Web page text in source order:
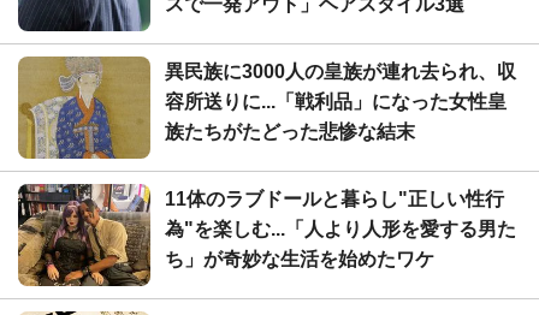
スで一発アウト」ヘアスタイル3選
異民族に3000人の皇族が連れ去られ、収
容所送りに...「戦利品」になった女性皇
族たちがたどった悲惨な結末
11体のラブドールと暮らし"正しい性行
為"を楽しむ...「人より人形を愛する男た
ち」が奇妙な生活を始めたワケ